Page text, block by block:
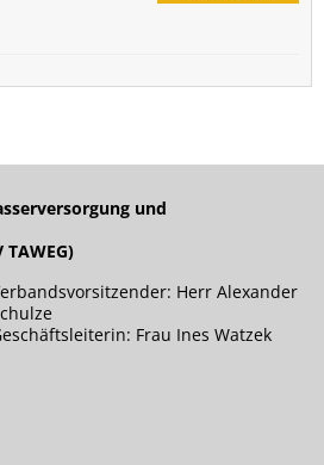
und
Herr Alexander
Frau Ines Watzek